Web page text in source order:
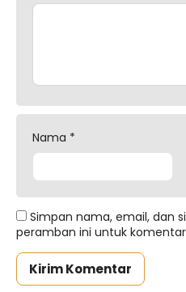
Nama *
Simpan nama, email, dan
peramban ini untuk